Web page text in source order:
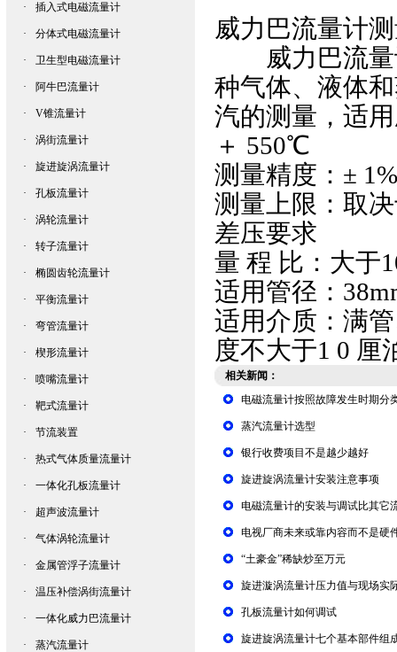
· 插入式电磁流量计
· 分体式电磁流量计
· 卫生型电磁流量计
· 阿牛巴流量计
· V锥流量计
· 涡街流量计
· 旋进旋涡流量计
· 孔板流量计
· 涡轮流量计
· 转子流量计
· 椭圆齿轮流量计
· 平衡流量计
· 弯管流量计
· 楔形流量计
· 喷嘴流量计
· 靶式流量计
· 节流装置
· 热式气体质量流量计
· 一体化孔板流量计
· 超声波流量计
· 气体涡轮流量计
· 金属管浮子流量计
· 温压补偿涡街流量计
· 一体化威力巴流量计
· 蒸汽流量计
威力巴流量计
威力巴流
种气体、液体
汽的测量，适
＋ 550℃
测量精度：±
测量上限：取
差压要求
量 程 比：大于
适用管径：
适用介质：满
度不大于1 0 厘
相关新闻：
电磁流量计按照故障发生时期分
蒸汽流量计选型
银行收费项目不是越少越好
旋进旋涡流量计安装注意事项
电磁流量计的安装与调试比其它
电视厂商未来或靠内容而不是硬
“土豪金”稀缺炒至万元
旋进漩涡流量计压力值与现场实
孔板流量计如何调试
旋进旋涡流量计七个基本部件组